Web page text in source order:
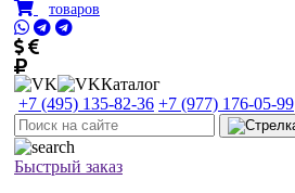
товаров
Каталог
+7 (495) 135-82-36 +7 (977) 176-05-99
Быстрый заказ